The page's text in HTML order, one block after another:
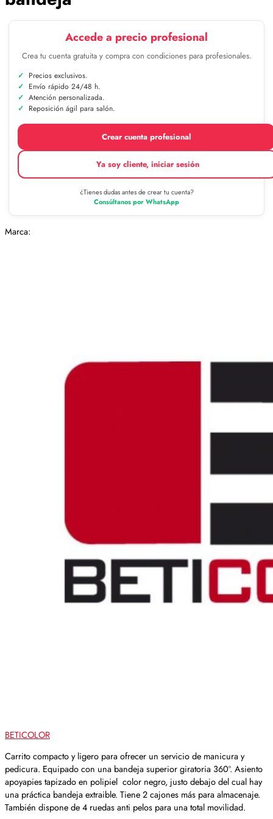
Accede a precio profesional
Crea tu cuenta gratuita y compra con condiciones para profesionales.
Precios exclusivos.
Envío rápido 24/48 h.
Atención personalizada.
Reposición ágil para salón.
Crear cuenta profesional
Ya soy cliente, iniciar sesión
¿Tienes dudas antes de crear tu cuenta?
Consúltanos por WhatsApp
Marca:
BETICOLOR
Carrito compacto y ligero para ofrecer un servicio de manicura y
pedicura. Equipado con una bandeja superior giratoria 360º. Asiento
apoyapies tapizado en polipiel color negro, justo debajo del cual hay
una práctica bandeja extraible. Tiene 2 cajones más para almacenaje.
También dispone de 4 ruedas anti pelos para una total movilidad.